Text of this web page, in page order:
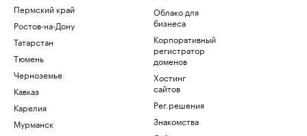
Пермский край
Ростов-на-Дону
Татарстан
Тюмень
Черноземье
Кавказ
Карелия
Мурманск
Облако для
бизнеса
Корпоративный
регистратор
доменов
Хостинг
сайтов
Рег.решения
Знакомства